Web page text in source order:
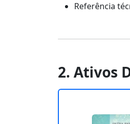
Referência
2. Ativos